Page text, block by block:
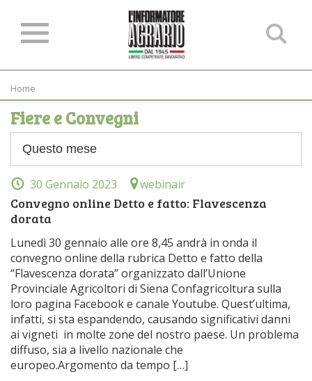
Home
Fiere e Convegni
30 Gennaio 2023 webinair
Convegno online Detto e fatto: Flavescenza
dorata
Lunedì 30 gennaio alle ore 8,45 andrà in onda il
convegno online della rubrica Detto e fatto della
“Flavescenza dorata” organizzato dall’Unione
Provinciale Agricoltori di Siena Confagricoltura sulla
loro pagina Facebook e canale Youtube. Quest’ultima,
infatti, si sta espandendo, causando significativi danni
ai vigneti in molte zone del nostro paese. Un problema
diffuso, sia a livello nazionale che
europeo.Argomento da tempo […]